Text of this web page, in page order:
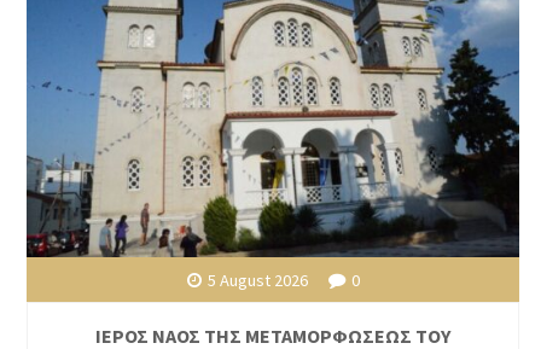
5 August 2026 0
ΙΕΡΟΣ ΝΑΟΣ ΤΗΣ ΜΕΤΑΜΟΡΦΩΣΕΩΣ ΤΟΥ